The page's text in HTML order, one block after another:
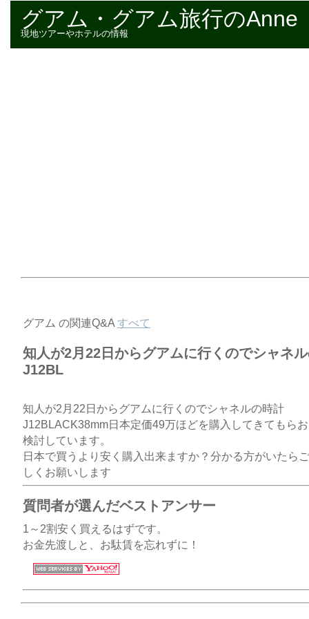
グアム・グアム旅行のAnne
現地ツアーやホテルの情報
グアム の関連Q&A すべて
知人が2月22日からグアムに行くのでシャネ
J12BL
知人が2月22日からグアムに行くのでシャネルの時計
J12BLACK38mm日本定価49万ほどを購入してきてもら
検討しています。
日本で買うより安く購入出来ますか？分かる方がいたら
しくお願いします
質問者が選んだベストアンサー
1～2割安く買えるはずです。
お金先渡しと、お駄賃を忘れずに！